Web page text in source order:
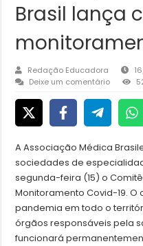
Brasil lança
Redação Educadora
Deixe um comentário
A Associação Médica
sociedades de
segunda-feira (15) o
Monitoramento Covid-19.
pandemia em todo o
órgãos responsáveis pela
funcionará